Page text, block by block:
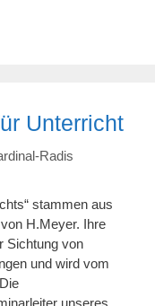
Unterricht
Radis
stammen aus
H.Meyer. Ihre
Sichtung von
und wird vom
unseres